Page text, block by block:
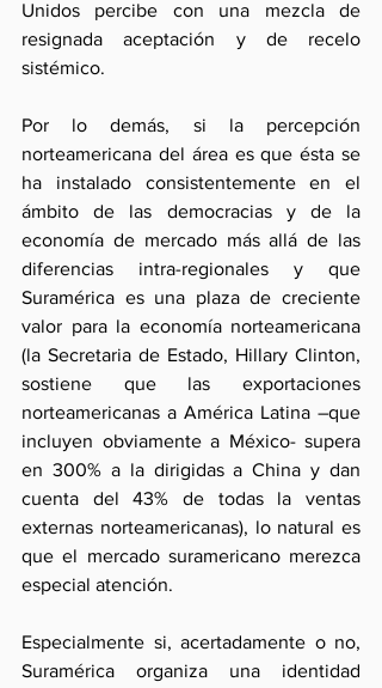
Unidos percibe con una mezcla de
resignada aceptación y de recelo
sistémico.
Por lo demás, si la percepción
norteamericana del área es que ésta se
ha instalado consistentemente en el
ámbito de las democracias y de la
economía de mercado más allá de las
diferencias intra-regionales y que
Suramérica es una plaza de creciente
valor para la economía norteamericana
(la Secretaria de Estado, Hillary Clinton,
sostiene que las exportaciones
norteamericanas a América Latina –que
incluyen obviamente a México- supera
en 300% a la dirigidas a China y dan
cuenta del 43% de todas la ventas
externas norteamericanas), lo natural es
que el mercado suramericano merezca
especial atención.
Especialmente si, acertadamente o no,
Suramérica organiza una identidad